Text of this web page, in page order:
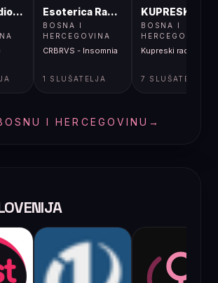
Jelah Tešanj
Esoterica Radio S1
BOSNA I
HERCEGOVINA
CRBRVS - Insomnia
1 SLUŠATELJA
BOSNA I
HERCEGOVINA
Kupreski radio
7 SLUŠATELJA
I HERCEGOVINU →